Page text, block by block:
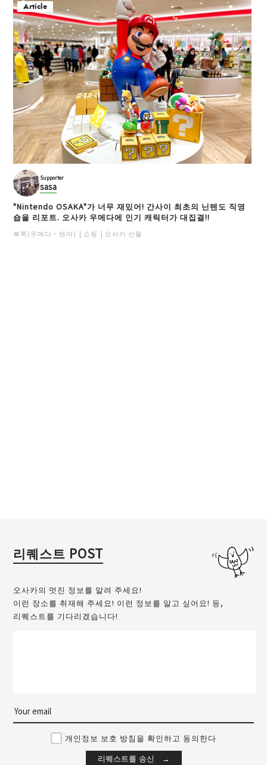
Article
Supporter
sasa
"Nintendo OSAKA"가 너무 재밌어! 간사이 최초의 닌텐도 직영
숍을 리포트. 오사카 우메다에 인기 캐릭터가 대집결!!
북쪽(우메다・텐마) 쇼핑 오사카 선물
리퀘스트 POST
오사카의 멋진 정보를 알려 주세요!
이런 장소를 취재해 주세요! 이런 정보를 알고 싶어요! 등,
리퀘스트를 기다리겠습니다!
개인정보 보호 방침을 확인하고 동의한다